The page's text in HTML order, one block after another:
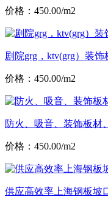
价格：450.00/m2
剧院grg，ktv(grg）装饰
价格：450.00/m2
防火、吸音、装饰板材
价格：450.00/m2
供应高效率上海钢板坡